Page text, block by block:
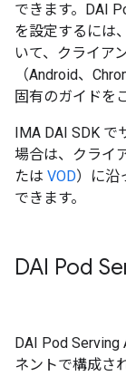
できます。DAI
を設定するには
いて、クライア
（Android、
固有のガイドを
IMA DAI SDK で
場合は、クライ
たは VOD）に沿
できます。
DAI Pod
DAI Pod
ネントで構成さ